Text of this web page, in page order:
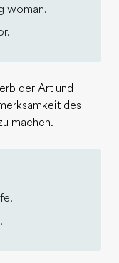
woman.
der Art und
des
machen.